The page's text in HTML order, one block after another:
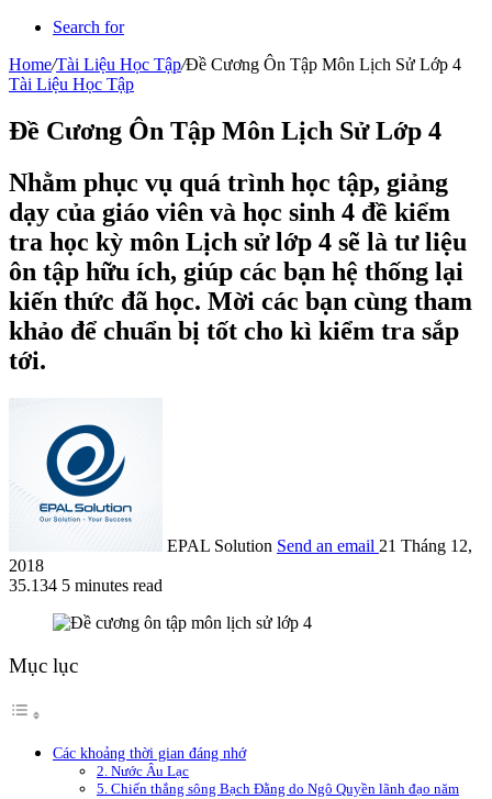
Search for
Home/Tài Liệu Học Tập/Đề Cương Ôn Tập Môn Lịch Sử Lớp 4
Tài Liệu Học Tập
Đề Cương Ôn Tập Môn Lịch Sử Lớp 4
Nhằm phục vụ quá trình học tập, giảng
dạy của giáo viên và học sinh 4 đề kiểm
tra học kỳ môn Lịch sử lớp 4 sẽ là tư liệu
ôn tập hữu ích, giúp các bạn hệ thống lại
kiến thức đã học. Mời các bạn cùng tham
khảo để chuẩn bị tốt cho kì kiểm tra sắp
tới.
EPAL Solution Send an email 21 Tháng 12,
2018
35.134 5 minutes read
Mục lục
Các khoảng thời gian đáng nhớ
2. Nước Âu Lạc
5. Chiến thắng sông Bạch Đằng do Ngô Quyền lãnh đạo năm